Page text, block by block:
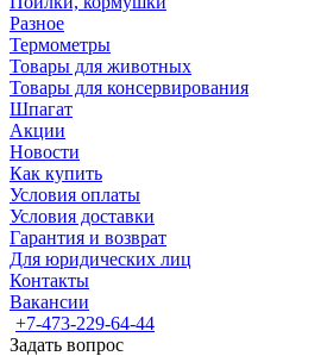
Разное
Термометры
Товары для животных
Товары для консервирования
Шпагат
Акции
Новости
Как купить
Условия оплаты
Условия доставки
Гарантия и возврат
Для юридических лиц
Контакты
Вакансии
+7-473-229-64-44
Задать вопрос